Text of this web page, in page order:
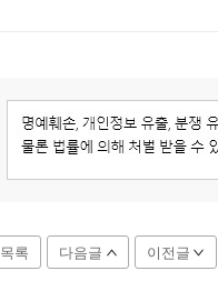
목록 다음글 이전글